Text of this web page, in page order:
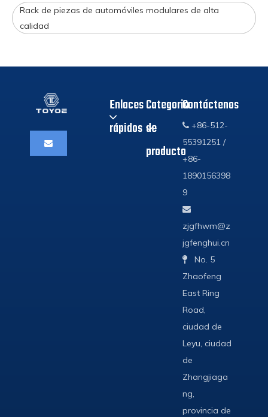
Rack de piezas de automóviles modulares de alta
calidad
Enlaces
rápidos
Categoria
de
producto
Contáctenos
 +86-512-
55391251 /
+86-
1890156398
9

zjgfhwm@z
jgfenghui.cn

No. 5
Zhaofeng
East Ring
Road,
ciudad de
Leyu, ciudad
de
Zhangjiaga
ng,
provincia de